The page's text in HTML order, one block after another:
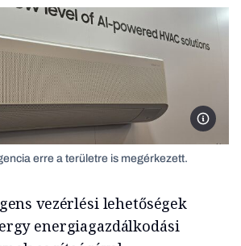
erre a területre is megérkezett.
vezérlési lehetőségek
energiagazdálkodási